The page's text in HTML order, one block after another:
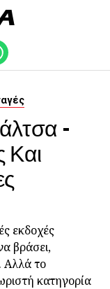
-
Και
εκδοχές
βράσει,
Αλλά το
κατηγορία